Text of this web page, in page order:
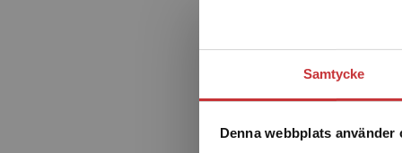
Samtycke
Denna webbplats använder